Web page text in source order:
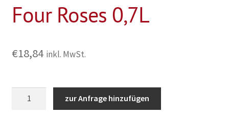
Four Roses 0,7L
€18,84 inkl. MwSt.
zur Anfrage hinzufügen